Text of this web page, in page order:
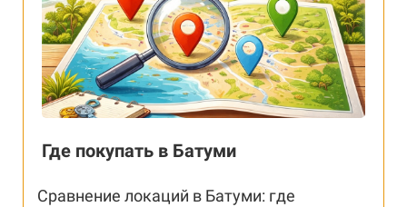
Где покупать в Батуми
Сравнение локаций в Батуми: где